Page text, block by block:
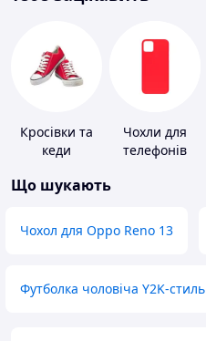
Кросівки та
кеди
Чохли для
телефонів
Що шукають
Чохол для Oppo Reno 13
Футболка чоловіча Y2K-стиль